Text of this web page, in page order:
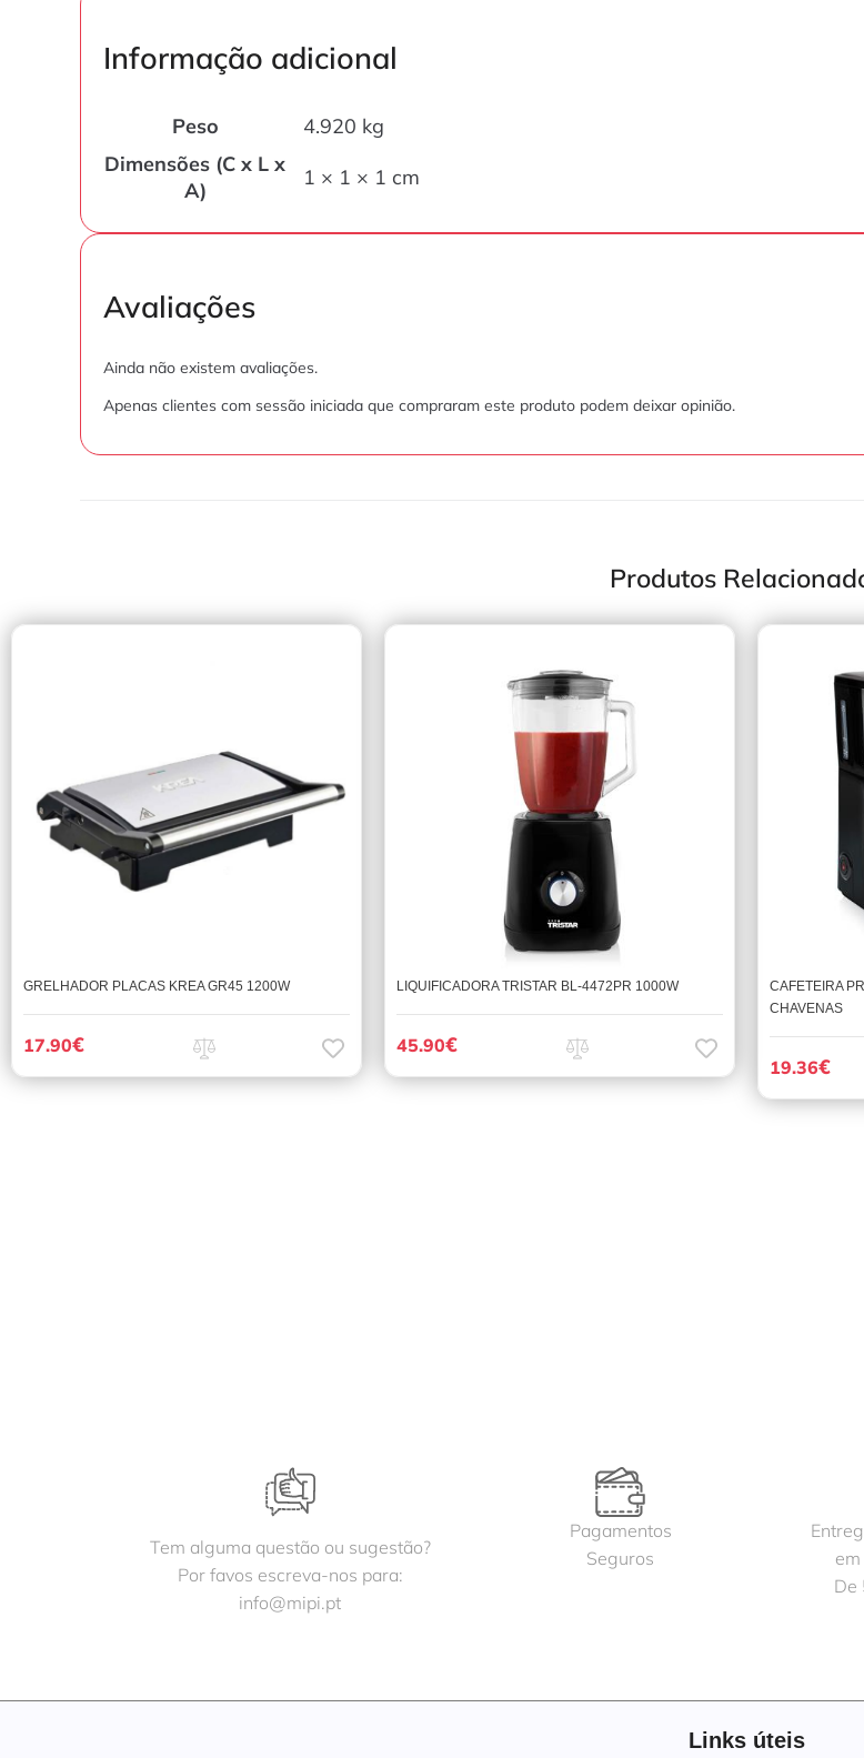
Informação adicional
Peso
4.920 kg
Dimensões (C x L x
A)
1 × 1 × 1 cm
Avaliações
Ainda não existem avaliações.
Apenas clientes com sessão iniciada que compraram este produto podem deixar opinião.
Produtos
GRELHADOR PLACAS KREA GR45 1200W
17.90€
LIQUIFICADORA TRISTAR BL-4472PR 1000W
45.90€
CAFETEIRA
CHAVENAS
19.36€
Tem alguma questão ou sugestão?
Por favos escreva-nos para:
info@mipi.pt
Pagamentos
Seguros
De
Links úteis